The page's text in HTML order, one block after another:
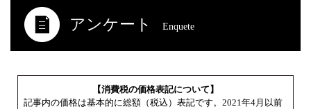
アンケート Enquete
【消費税の価格表記について】
記事内の価格は基本的に総額（税込）表記です。2021年4月以前